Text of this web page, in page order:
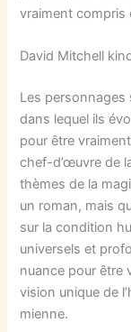
vraiment compris
David Mitchell
Les personnages
dans lequel ils
pour être
chef-d’œuvre de
thèmes de la
un roman, mais
sur la condition
universels et
nuance pour être
vision unique de
mienne.